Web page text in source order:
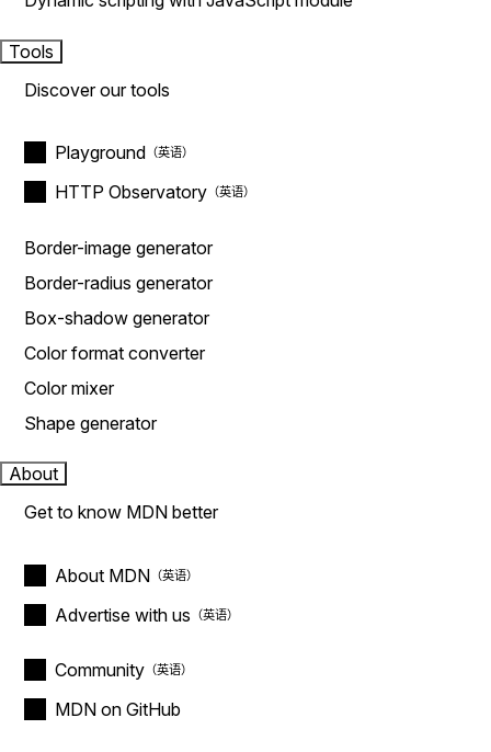
Tools
Discover our tools
Playground
HTTP Observatory
Border-image generator
Border-radius generator
Box-shadow generator
Color format converter
Color mixer
Shape generator
About
Get to know MDN better
About MDN
Advertise with us
Community
MDN on GitHub